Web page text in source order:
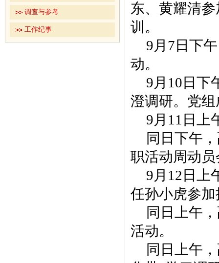
调查与参考
工作纪事
东、黄耀清
训。
9月7日下
动。
9月10日下
澄调研。党
9月11日上
同日下午
职活动周动
9月12日上
任孙小虎参
同日上午
活动。
同日上午